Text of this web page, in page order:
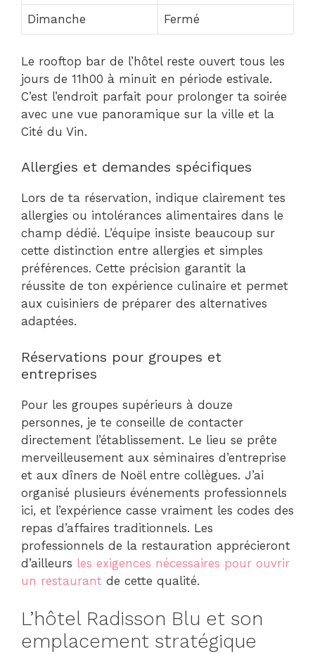
Dimanche Fermé
Le rooftop bar de l’hôtel reste ouvert tous les
jours de 11h00 à minuit en période estivale.
C’est l’endroit parfait pour prolonger ta soirée
avec une vue panoramique sur la ville et la
Cité du Vin.
Allergies et demandes spécifiques
Lors de ta réservation, indique clairement tes
allergies ou intolérances alimentaires dans le
champ dédié. L’équipe insiste beaucoup sur
cette distinction entre allergies et simples
préférences. Cette précision garantit la
réussite de ton expérience culinaire et permet
aux cuisiniers de préparer des alternatives
adaptées.
Réservations pour groupes et
entreprises
Pour les groupes supérieurs à douze
personnes, je te conseille de contacter
directement l’établissement. Le lieu se prête
merveilleusement aux séminaires d’entreprise
et aux dîners de Noël entre collègues. J’ai
organisé plusieurs événements professionnels
ici, et l’expérience casse vraiment les codes des
repas d’affaires traditionnels. Les
professionnels de la restauration apprécieront
d’ailleurs les exigences nécessaires pour ouvrir
un restaurant de cette qualité.
L’hôtel Radisson Blu et son
emplacement stratégique